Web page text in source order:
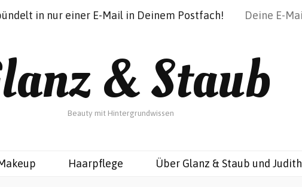
& Staub
Beauty mit Hintergrundwissen
Haarpflege Über Glanz & Staub und Judith
in nur einer E-Mail in Deinem Postfach!